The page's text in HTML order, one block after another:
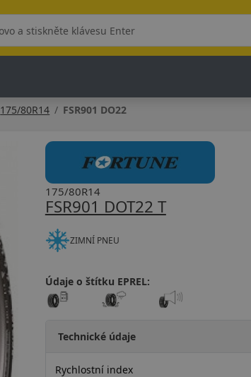
175/80R14 FSR901 DO22
FSR901 DOT22 T
175/80R14
ZIMNÍ PNEU
Údaje o štítku EPREL:
Technické údaje
Rychlostní index